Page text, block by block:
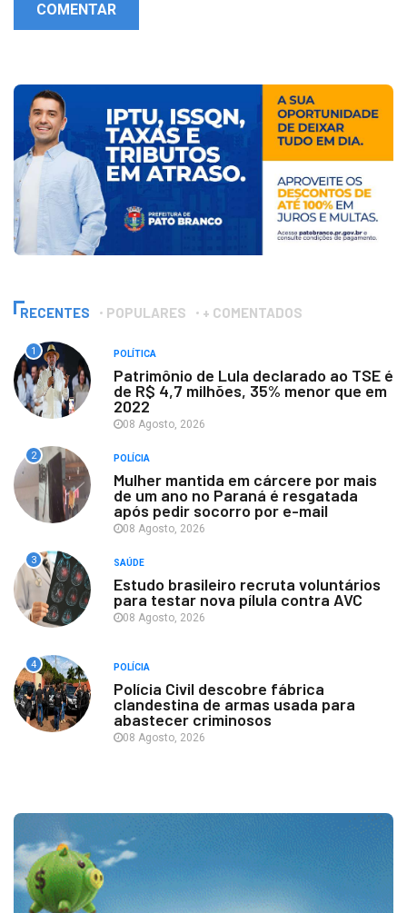
COMENTAR
RECENTES POPULARES + COMENTADOS
1 POLÍTICA
Patrimônio de Lula declarado ao TSE é
de R$ 4,7 milhões, 35% menor que em
2022
08 Agosto, 2026
2 POLÍCIA
Mulher mantida em cárcere por mais
de um ano no Paraná é resgatada
após pedir socorro por e-mail
08 Agosto, 2026
3 SAÚDE
Estudo brasileiro recruta voluntários
para testar nova pílula contra AVC
08 Agosto, 2026
4 POLÍCIA
Polícia Civil descobre fábrica
clandestina de armas usada para
abastecer criminosos
08 Agosto, 2026